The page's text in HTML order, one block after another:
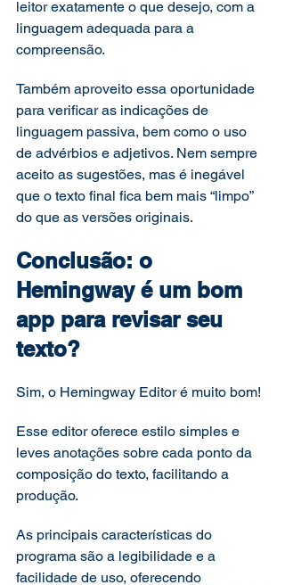
leitor exatamente o que desejo, com a
linguagem adequada para a
compreensão.
Também aproveito essa oportunidade
para verificar as indicações de
linguagem passiva, bem como o uso
de advérbios e adjetivos. Nem sempre
aceito as sugestões, mas é inegável
que o texto final fica bem mais “limpo”
do que as versões originais.
Conclusão: o
Hemingway é um bom
app para revisar seu
texto?
Sim, o Hemingway Editor é muito bom!
Esse editor oferece estilo simples e
leves anotações sobre cada ponto da
composição do texto, facilitando a
produção.
As principais características do
programa são a legibilidade e a
facilidade de uso, oferecendo